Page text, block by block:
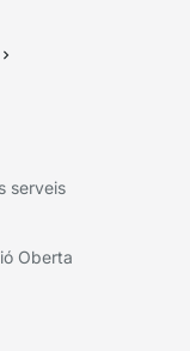
serveis
Oberta